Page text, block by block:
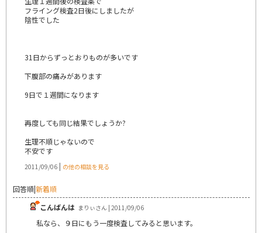
フライング検査2日後にしましたが
陰性でした
31日からずっとおりものが多いです
下腹部の痛みがあります
9日で１週間になります
再度しても同じ結果でしょうか?
生理不順じゃないので
不安です
2011/09/06 | の他の相談を見る
回答順|新着順
こんばんは まりぃさん | 2011/09/06
私なら、９日にもう一度検査してみると思います。